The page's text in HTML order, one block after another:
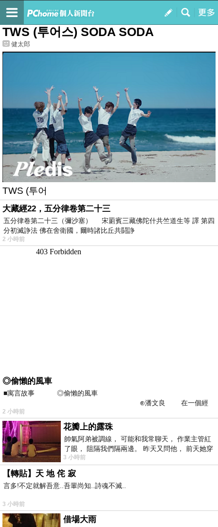
我的
最新文章
TWS (투어스) SODA SODA
健太郎
TWS (투어
大藏經22，五分律卷第二十三
五分律卷第二十三（彌沙塞） 宋罽賓三藏佛陀什共竺道生等 譯 第四
分初滅諍法 佛在舍衛國，爾時諸比丘共鬪諍
2 小時前
◎偷懶的風車
■寓言故事 ◎偷懶的風車
⊕潘文良 在一個經
常颳風的山丘上—&m
2 小時前
花瓣上的露珠
帥氣阿弟被調線， 可能和我常聊天， 作業主管紅
了眼， 阻隔我們隔兩邊。 昨天又問他， 前天她穿
什麼顏色衣服， 不經
3 小時前
【轉貼】天 地 侘 寂
言多!不定就解吾意..吾輩尚知..詩魂不滅..
3 小時前
借場大雨